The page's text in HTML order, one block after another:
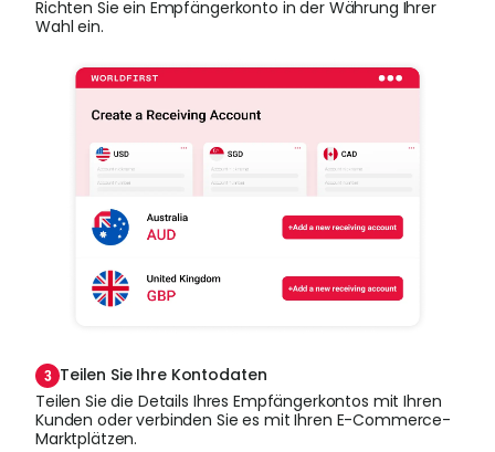
Richten Sie ein Empfängerkonto in der Währung Ihrer
Wahl ein.
Teilen Sie Ihre Kontodaten
Teilen Sie die Details Ihres Empfängerkontos mit Ihren
Kunden oder verbinden Sie es mit Ihren E-Commerce-
Marktplätzen.